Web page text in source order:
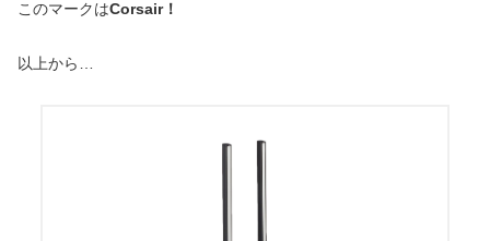
このマークはCorsair！
以上から…